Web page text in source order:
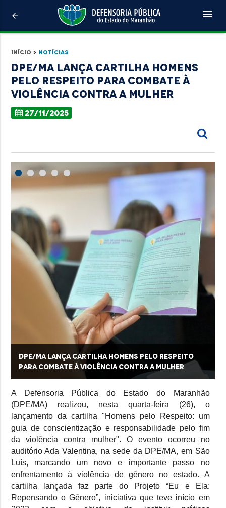
arrow_back menu
Início > Notícias
DPE/MA lança cartilha Homens
pelo Respeito para combate à
violência contra a mulher
27/11/2025
DPE/MA lança cartilha Homens pelo Respeito
para combate à violência contra a mulher
A Defensoria Pública do Estado do Maranhão
(DPE/MA) realizou, nesta quarta-feira (26), o
lançamento da cartilha "Homens pelo Respeito: um
guia de conscientização e responsabilidade pelo fim
da violência contra mulher". O evento ocorreu no
auditório Ada Valentina, na sede da DPE/MA, em São
Luís, marcando um novo e importante passo no
enfrentamento à violência de gênero no estado. A
cartilha lançada faz parte do Projeto “Eu e Ela:
Repensando o Gênero”, iniciativa que teve início em